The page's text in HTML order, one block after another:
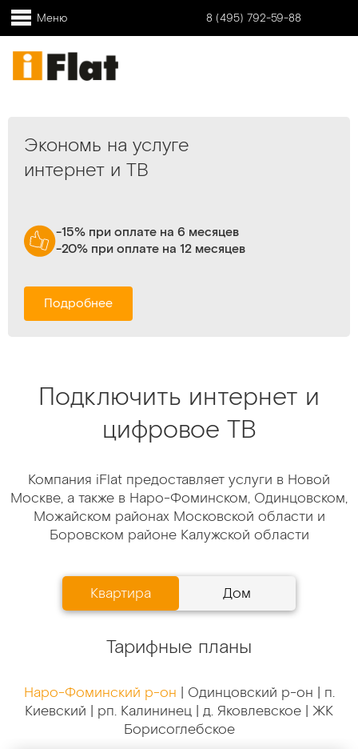
Меню 8 (495) 792-59-88
Экономь на услуге
интернет и ТВ
-15% при оплате на 6 месяцев
-20% при оплате на 12 месяцев
Подробнее
Подключить интернет и
цифровое ТВ
Компания iFlat предоставляет услуги в Новой
Москве, а также в Наро-Фоминском, Одинцовском,
Можайском районах Московской области и
Боровском районе Калужской области
Квартира Дом
Тарифные планы
Наро-Фоминский р-он | Одинцовский р-он | п.
Киевский | рп. Калининец | д. Яковлевское | ЖК
Борисоглебское